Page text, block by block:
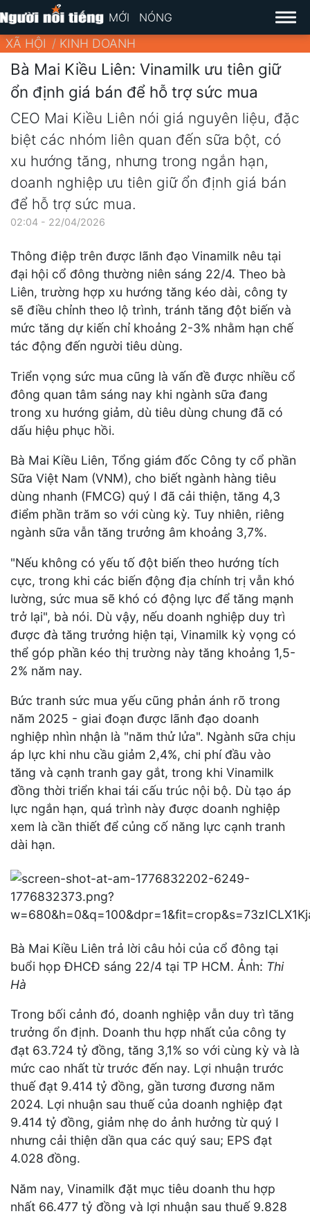
MỚI NÓNG
XÃ HỘI KINH DOANH
Bà Mai Kiều Liên: Vinamilk ưu tiên giữ
ổn định giá bán để hỗ trợ sức mua
CEO Mai Kiều Liên nói giá nguyên liệu, đặc
biệt các nhóm liên quan đến sữa bột, có
xu hướng tăng, nhưng trong ngắn hạn,
doanh nghiệp ưu tiên giữ ổn định giá bán
để hỗ trợ sức mua.
02:04 - 22/04/2026
Thông điệp trên được lãnh đạo Vinamilk nêu tại
đại hội cổ đông thường niên sáng 22/4. Theo bà
Liên, trường hợp xu hướng tăng kéo dài, công ty
sẽ điều chỉnh theo lộ trình, tránh tăng đột biến và
mức tăng dự kiến chỉ khoảng 2-3% nhằm hạn chế
tác động đến người tiêu dùng.
Triển vọng sức mua cũng là vấn đề được nhiều cổ
đông quan tâm sáng nay khi ngành sữa đang
trong xu hướng giảm, dù tiêu dùng chung đã có
dấu hiệu phục hồi.
Bà Mai Kiều Liên, Tổng giám đốc Công ty cổ phần
Sữa Việt Nam (VNM), cho biết ngành hàng tiêu
dùng nhanh (FMCG) quý I đã cải thiện, tăng 4,3
điểm phần trăm so với cùng kỳ. Tuy nhiên, riêng
ngành sữa vẫn tăng trưởng âm khoảng 3,7%.
"Nếu không có yếu tố đột biến theo hướng tích
cực, trong khi các biến động địa chính trị vẫn khó
lường, sức mua sẽ khó có động lực để tăng mạnh
trở lại", bà nói. Dù vậy, nếu doanh nghiệp duy trì
được đà tăng trưởng hiện tại, Vinamilk kỳ vọng có
thể góp phần kéo thị trường này tăng khoảng 1,5-
2% năm nay.
Bức tranh sức mua yếu cũng phản ánh rõ trong
năm 2025 - giai đoạn được lãnh đạo doanh
nghiệp nhìn nhận là "năm thử lửa". Ngành sữa chịu
áp lực khi nhu cầu giảm 2,4%, chi phí đầu vào
tăng và cạnh tranh gay gắt, trong khi Vinamilk
đồng thời triển khai tái cấu trúc nội bộ. Dù tạo áp
lực ngắn hạn, quá trình này được doanh nghiệp
xem là cần thiết để củng cố năng lực cạnh tranh
dài hạn.
Bà Mai Kiều Liên trả lời câu hỏi của cổ đông tại
buổi họp ĐHCĐ sáng 22/4 tại TP HCM. Ảnh: Thi
Hà
Trong bối cảnh đó, doanh nghiệp vẫn duy trì tăng
trưởng ổn định. Doanh thu hợp nhất của công ty
đạt 63.724 tỷ đồng, tăng 3,1% so với cùng kỳ và là
mức cao nhất từ trước đến nay. Lợi nhuận trước
thuế đạt 9.414 tỷ đồng, gần tương đương năm
2024. Lợi nhuận sau thuế của doanh nghiệp đạt
9.414 tỷ đồng, giảm nhẹ do ảnh hưởng từ quý I
nhưng cải thiện dần qua các quý sau; EPS đạt
4.028 đồng.
Năm nay, Vinamilk đặt mục tiêu doanh thu hợp
nhất 66.477 tỷ đồng và lợi nhuận sau thuế 9.828